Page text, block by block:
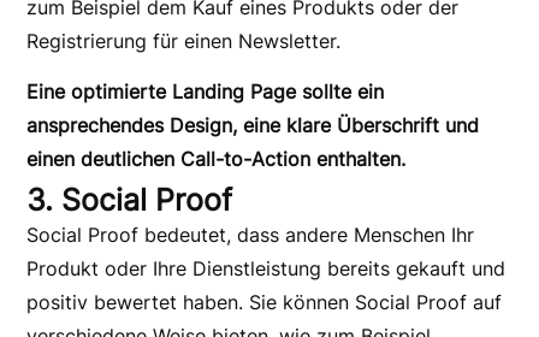
zum Beispiel dem Kauf eines Produkts oder der
Registrierung für einen Newsletter.
Eine optimierte Landing Page sollte ein
ansprechendes Design, eine klare Überschrift und
einen deutlichen Call-to-Action enthalten.
3. Social Proof
Social Proof bedeutet, dass andere Menschen Ihr
Produkt oder Ihre Dienstleistung bereits gekauft und
positiv bewertet haben. Sie können Social Proof auf